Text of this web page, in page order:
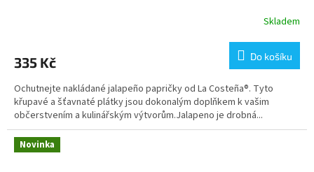
Skladem
335 Kč Do košíku
Ochutnejte nakládané jalapeño papričky od La Costeña®. Tyto
křupavé a šťavnaté plátky jsou dokonalým doplňkem k vašim
občerstvením a kulinářským výtvorům.Jalapeno je drobná...
Novinka